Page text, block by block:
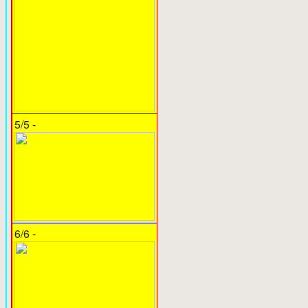
5/5 -
6/6 -